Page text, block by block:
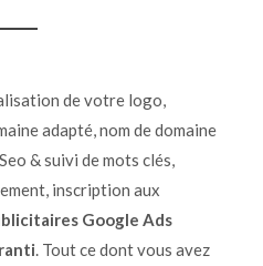
de votre logo,
adapté, nom de domaine
& suivi de mots clés,
inscription aux
Google Ads
. Tout ce dont vous avez